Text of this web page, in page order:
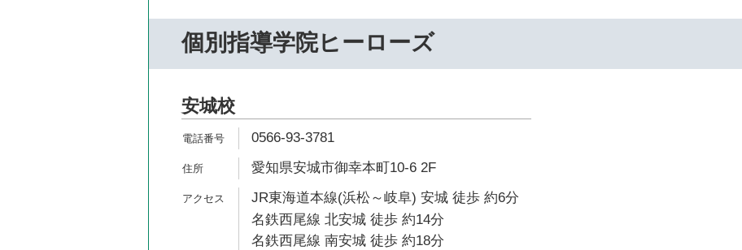
個別指導学院ヒーローズ
安城校
0566-93-3781
愛知県安城市御幸本町10-6 2F
JR東海道本線(浜松～岐阜) 安城 徒歩 約6分
名鉄西尾線 北安城 徒歩 約14分
名鉄西尾線 南安城 徒歩 約18分